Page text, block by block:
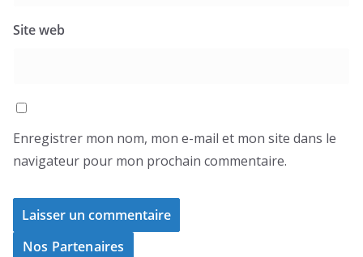
Site web
Enregistrer mon nom, mon e-mail et mon site dans le
navigateur pour mon prochain commentaire.
Nos Partenaires